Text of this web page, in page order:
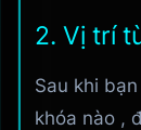
2. Vị trí
Sau khi
khóa nào ,